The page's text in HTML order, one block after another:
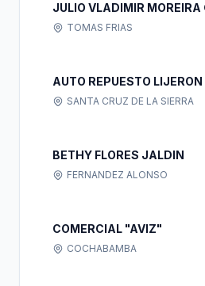
JULIO VLADIMIR MOREIRA
TOMAS FRIAS
AUTO REPUESTO
SANTA CRUZ DE LA SIERRA
BETHY FLORES JALDIN
FERNANDEZ ALONSO
COMERCIAL "AVIZ"
COCHABAMBA